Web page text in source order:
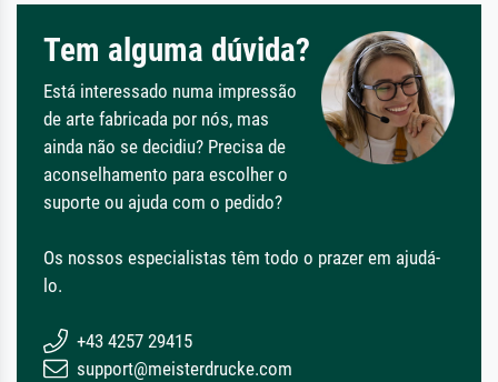
Tem alguma dúvida?
Está interessado numa impressão
de arte fabricada por nós, mas
ainda não se decidiu? Precisa de
aconselhamento para escolher o
suporte ou ajuda com o pedido?
Os nossos especialistas têm todo o prazer em ajudá-
lo.
+43 4257 29415
support@meisterdrucke.com